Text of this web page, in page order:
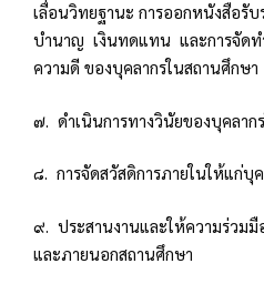
เลื่อนวิทยฐานะ การออกหนังสือรั
บำนาญ เงินทดแทน และการจัด
ความดี ของบุคลากรในสถานศึกษา
๗. ดำเนินการทางวินัยของบุคลาก
๘. การจัดสวัสดิการภายในให้แก่บุ
๙. ประสานงานและให้ความร่วม
และภายนอกสถานศึกษา